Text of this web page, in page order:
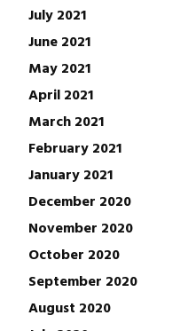
July 2021
June 2021
May 2021
April 2021
March 2021
February 2021
January 2021
December 2020
November 2020
October 2020
September 2020
August 2020